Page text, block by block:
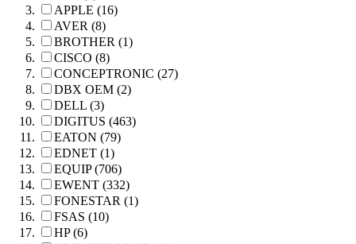
APPLE (16)
AVER (8)
BROTHER (1)
CISCO (8)
CONCEPTRONIC (27)
DBX OEM (2)
DELL (3)
DIGITUS (463)
EATON (79)
EDNET (1)
EQUIP (706)
EWENT (332)
FONESTAR (1)
FSAS (10)
HP (6)